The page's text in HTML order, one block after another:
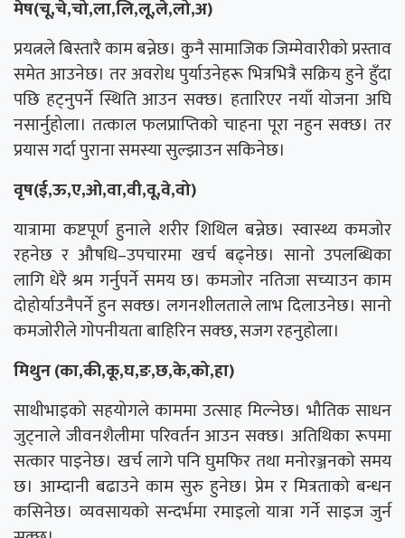
मेष(चू,चे,चो,ला,लि,लू,ले,लो,अ)
प्रयत्नले बिस्तारै काम बन्नेछ। कुनै सामाजिक जिम्मेवारीको प्रस्ताव
समेत आउनेछ। तर अवराेध पुर्याउनेहरू भित्रभित्रै सक्रिय हुने हुँदा
पछि हट्नुपर्ने स्थिति आउन सक्छ। हतारिएर नयाँ याेजना अघि
नसार्नुहोला। तत्काल फलप्राप्तिकाे चाहना पूरा नहुन सक्छ। तर
प्रयास गर्दा पुराना समस्या सुल्झाउन सकिनेछ।
वृष(ई,ऊ,ए,ओ,वा,वी,वू,वे,वो)
यात्रामा कष्टपूर्ण हुनाले शरीर शिथिल बन्नेछ। स्वास्थ्य कमजोर
रहनेछ र औषधि–उपचारमा खर्च बढ्नेछ। सानाे उपलब्धिका
लागि धेरै श्रम गर्नुपर्ने समय छ। कमजाेर नतिजा सच्याउन काम
दोहोर्याउनैपर्ने हुन सक्छ। लगनशीलताले लाभ दिलाउनेछ। सानाे
कमजाेरीले गाेपनीयता बाहिरिन सक्छ, सजग रहनुहोला।
मिथुन (का,की,कू,घ,ङ,छ,के,को,हा)
साथीभाइको सहयोगले काममा उत्साह मिल्नेछ। भौतिक साधन
जुट्नाले जीवनशैलीमा परिवर्तन आउन सक्छ। अतिथिका रूपमा
सत्कार पाइनेछ। खर्च लागे पनि घुमफिर तथा मनोरञ्जनको समय
छ। आम्दानी बढाउने काम सुरु हुनेछ। प्रेम र मित्रताको बन्धन
कसिनेछ। व्यवसायको सन्दर्भमा रमाइलो यात्रा गर्ने साइज जुर्न